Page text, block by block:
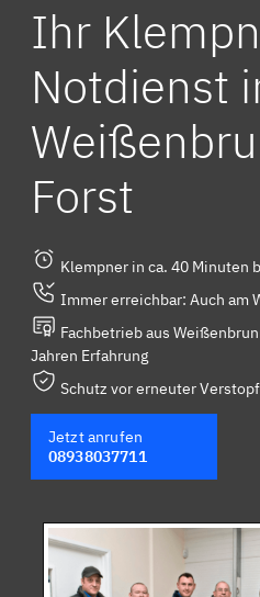
Ihr
Notdienst
Forst
Klempner in ca. 40 Minuten
Immer erreichbar: Auch am
Fachbetrieb aus
Jahren Erfahrung
Schutz vor erneuter
Jetzt anrufen
08938037711